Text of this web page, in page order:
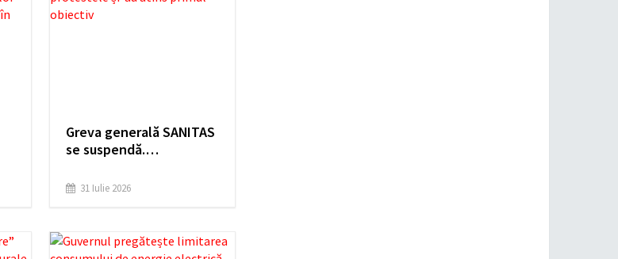
Greva generală SANITAS
se suspendă.
protestele și-au atins
31 Iulie 2026